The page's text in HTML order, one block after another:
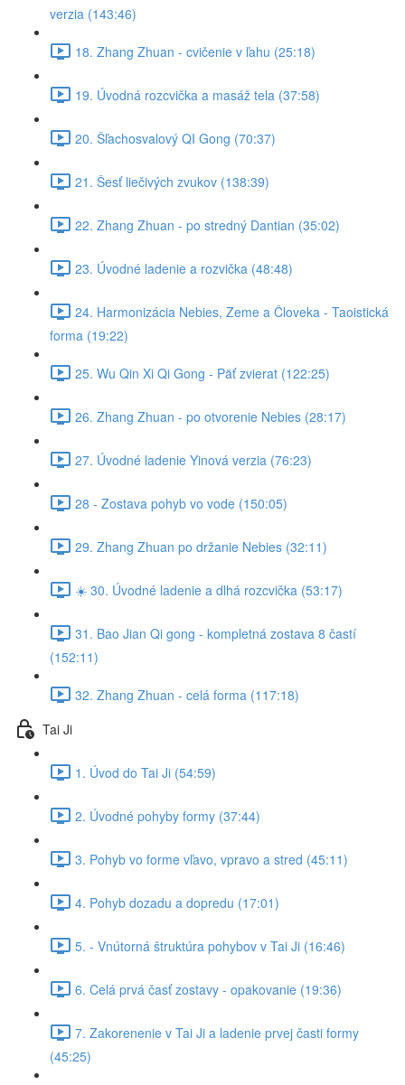
verzia (143:46)
18. Zhang Zhuan - cvičenie v ľahu (25:18)
19. Úvodná rozcvička a masáž tela (37:58)
20. Šľachosvalový QI Gong (70:37)
21. Šesť liečivých zvukov (138:39)
22. Zhang Zhuan - po stredný Dantian (35:02)
23. Úvodné ladenie a rozvička (48:48)
24. Harmonizácia Nebies, Zeme a Človeka - Taoistická
forma (19:22)
25. Wu Qin Xi Qi Gong - Päť zvierat (122:25)
26. Zhang Zhuan - po otvorenie Nebies (28:17)
27. Úvodné ladenie Yinová verzia (76:23)
28 - Zostava pohyb vo vode (150:05)
29. Zhang Zhuan po držanie Nebies (32:11)
☀️ 30. Úvodné ladenie a dlhá rozcvička (53:17)
31. Bao Jian Qi gong - kompletná zostava 8 častí
(152:11)
32. Zhang Zhuan - celá forma (117:18)
Tai Ji
1. Úvod do Tai Ji (54:59)
2. Úvodné pohyby formy (37:44)
3. Pohyb vo forme vľavo, vpravo a stred (45:11)
4. Pohyb dozadu a dopredu (17:01)
5. - Vnútorná štruktúra pohybov v Tai Ji (16:46)
6. Celá prvá časť zostavy - opakovanie (19:36)
7. Zakorenenie v Tai Ji a ladenie prvej časti formy
(45:25)